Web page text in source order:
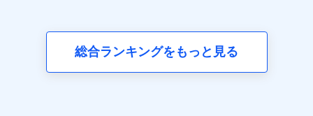
（https://www.fwdlife.co.jp/）
ソニー生命保険株式会社
（https://www.sonylife.co.jp）
SOMPOひまわり生命保険株式会社
総合ランキングをもっと見る